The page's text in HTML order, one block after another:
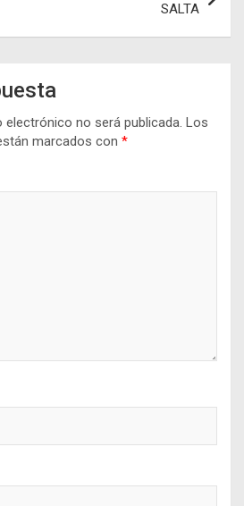
SALTA
no será publicada. Los
marcados con *